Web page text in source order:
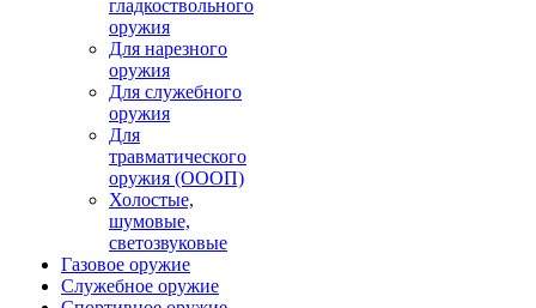
гладкоствольного
оружия
Для нарезного
оружия
Для служебного
оружия
Для
травматического
оружия (ОООП)
Холостые,
шумовые,
светозвуковые
Газовое оружие
Служебное оружие